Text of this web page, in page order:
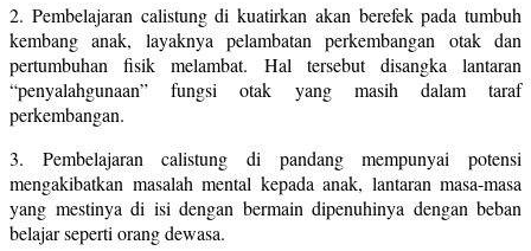
2. Pembelajaran calistung di kuatirkan akan berefek pada tumbuh
kembang anak, layaknya pelambatan perkembangan otak dan
pertumbuhan fisik melambat. Hal tersebut disangka lantaran
“penyalahgunaan” fungsi otak yang masih dalam taraf
perkembangan.
3. Pembelajaran calistung di pandang mempunyai potensi
mengakibatkan masalah mental kepada anak, lantaran masa-masa
yang mestinya di isi dengan bermain dipenuhinya dengan beban
belajar seperti orang dewasa.